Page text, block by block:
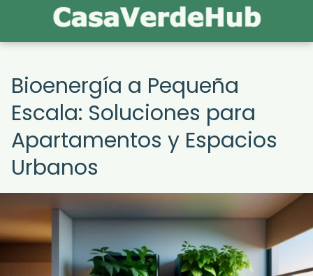
Bioenergía a Pequeña
Escala: Soluciones para
Apartamentos y Espacios
Urbanos